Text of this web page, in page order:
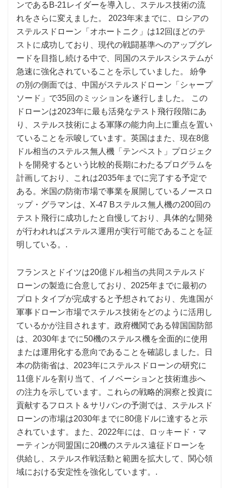
ンであるB-21レイダーを導入し、ステルス技術の流
れをさらに変えました。 2023年末までに、ロシアの
ステルスドローン「オホートニク」は12回ほどのテ
ストに成功しており、現代の戦闘基準へのアップグレ
ードを目指し続ける中で、同国のステルスシステムが
急速に強化されていることを示していました。 紛争
の別の側面では、中​​国がステルスドローン「シャープ
ソード」で35回のミッションを遂行しました。 この
ドローンは2023年に最も活発なテスト飛行段階にあ
り、ステルス技術による軍隊の能力向上に重点を置い
ていることを示唆しています。英国はまた、現在8億
ドル相当のステルス無人機「テンペスト」プロジェク
トを開発するという比較的長期にわたるプログラムを
計画しており、これは2035年までに完了する予定で
ある。米国の防衛市場で事業を展開しているノースロ
ップ・グラマンは、X-47 Bステルス無人機の200回の
テスト飛行に成功したと自慢しており、具体的な開発
が行われればステルス運用が実行可能であることを証
明している。.
フランスとドイツは20億ドル相当の共同ステルスド
ローンの製造に合意しており、2025年までに最初の
プロトタイプが完成すると予想されており、先進国が
軍事ドローン市場でステルス技術をどのように活用し
ているかが注目されます。政府機関である韓国国防部
は、2030年までに50機のステルス機を全面的に使用
または運用化する意向であることを確認しました。日
本の防衛省は、2023年にステルスドローンの研究に
11億ドルを割り当て、イノベーションと技術進歩へ
の注力を示しています。これらの戦略的洞察と投資に
貢献するフロスト＆サリバンの予測では、ステルスド
ローンの市場は2030年までに80億ドルに達すると示
されています。また、2022年には、ロッキード・マ
ーティンが同盟国に20機のステルス遠征ドローンを
供給し、ステルス作戦活動と範囲を拡大して、関心領
域における安定性を強化しています。.